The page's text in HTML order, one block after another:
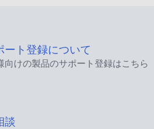
ート登録について
向けの製品のサポート登録はこちら
談